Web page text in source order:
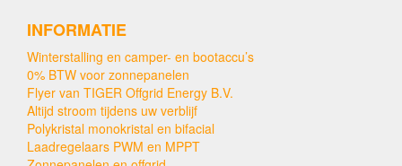
INFORMATIE
Winterstalling en camper- en bootaccu’s
0% BTW voor zonnepanelen
Flyer van TIGER Offgrid Energy B.V.
Altijd stroom tijdens uw verblijf
Polykristal monokristal en bifacial
Laadregelaars PWM en MPPT